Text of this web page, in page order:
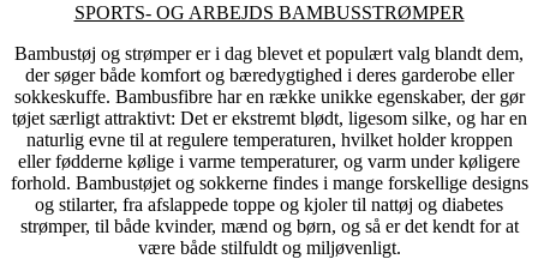
SPORTS- OG ARBEJDS BAMBUSSTRØMPER
Bambustøj og strømper er i dag blevet et populært valg blandt dem,
der søger både komfort og bæredygtighed i deres garderobe eller
sokkeskuffe. Bambusfibre har en række unikke egenskaber, der gør
tøjet særligt attraktivt: Det er ekstremt blødt, ligesom silke, og har en
naturlig evne til at regulere temperaturen, hvilket holder kroppen
eller fødderne kølige i varme temperaturer, og varm under køligere
forhold. Bambustøjet og sokkerne findes i mange forskellige designs
og stilarter, fra afslappede toppe og kjoler til nattøj og diabetes
strømper, til både kvinder, mænd og børn, og så er det kendt for at
være både stilfuldt og miljøvenligt.